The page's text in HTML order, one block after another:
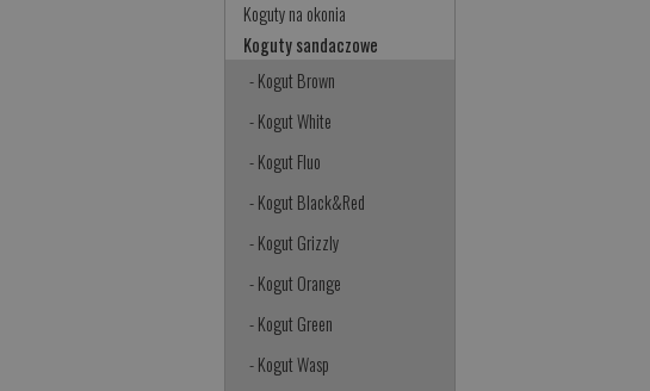
Koguty na okonia
Koguty sandaczowe
- Kogut Brown
- Kogut White
- Kogut Fluo
- Kogut Black&Red
- Kogut Grizzly
- Kogut Orange
- Kogut Green
- Kogut Wasp